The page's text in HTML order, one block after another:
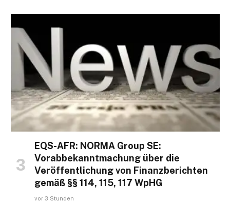
EQS-AFR: NORMA Group SE:
Vorabbekanntmachung über die
Veröffentlichung von Finanzberichten
gemäß §§ 114, 115, 117 WpHG
vor 3 Stunden